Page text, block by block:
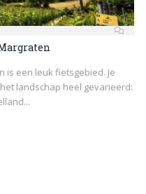
is een leuk fietsgebied. Je
landschap heel gevarieerd: